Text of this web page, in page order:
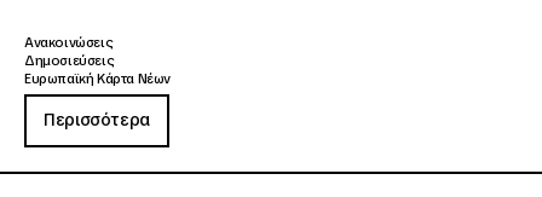
Ανακοινώσεις
Δημοσιεύσεις
Ευρωπαϊκή Κάρτα Νέων
Περισσότερα